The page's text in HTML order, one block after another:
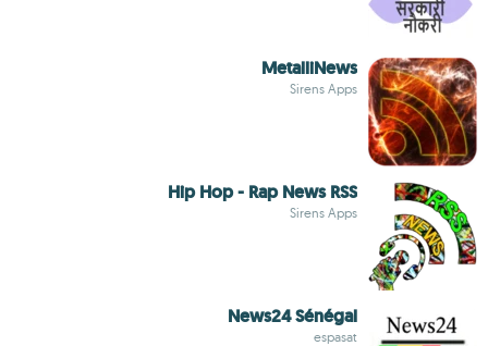
MetalliNews
Sirens Apps
Hip Hop - Rap News RSS
Sirens Apps
News24 Sénégal
espasat